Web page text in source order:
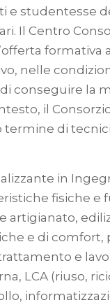
e studentesse
Il Centro
formativa
nelle
conseguire la
il
di
in
fisiche e
artigianato,
e di comfort,
e
LCA (riuso,